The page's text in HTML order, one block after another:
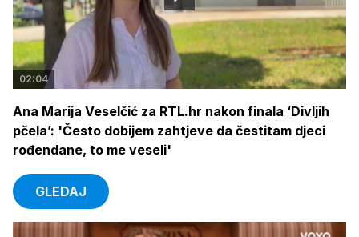
02:04
Ana Marija Veselčić za RTL.hr nakon finala ‘Divljih
pčela’: 'Često dobijem zahtjeve da čestitam djeci
rođendane, to me veseli'
GLEDAJ